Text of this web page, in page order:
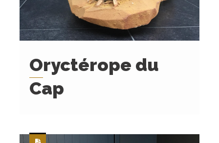
Oryctérope du
Cap